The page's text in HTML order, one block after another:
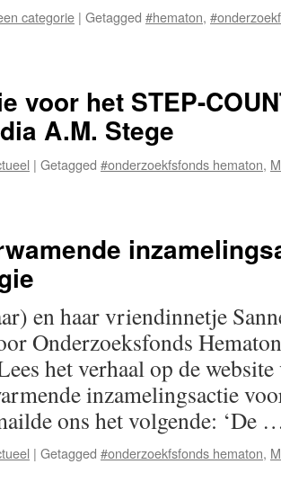
categorie | Getagged #hematon,
Hematon
voor het STEP-
A.M. Stege
| Getagged #onderzoekfsfonds hematon,
en haar vriendinnetje
Onderzoeksfonds
het verhaal op de
inzamelingsactie
ons het volgende: ‘De
| Getagged #onderzoekfsfonds hematon,